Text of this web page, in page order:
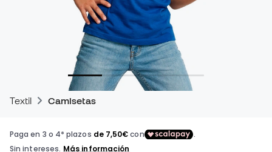
Textil Camisetas